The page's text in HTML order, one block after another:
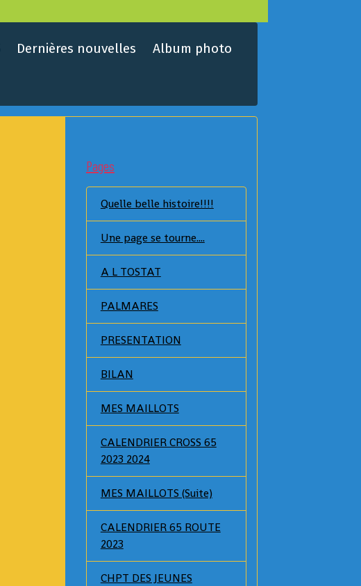
Dernières nouvelles
Album photo
Pages
Quelle belle histoire!!!!
Une page se tourne....
A L TOSTAT
PALMARES
PRESENTATION
BILAN
MES MAILLOTS
CALENDRIER CROSS 65
2023 2024
MES MAILLOTS (Suite)
CALENDRIER 65 ROUTE
2023
CHPT DES JEUNES